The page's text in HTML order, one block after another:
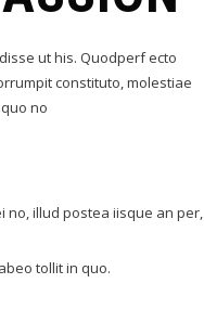
ut his. Quodperf ecto
constituto, molestiae
no
no, illud postea iisque an per,
tollit in quo.